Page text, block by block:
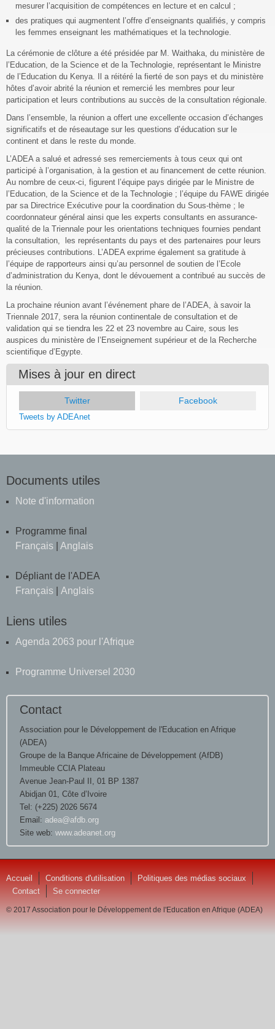
mesurer l’acquisition de compétences en lecture et en calcul ;
des pratiques qui augmentent l’offre d’enseignants qualifiés, y compris
les femmes enseignant les mathématiques et la technologie.
La cérémonie de clôture a été présidée par M. Waithaka, du ministère de
l’Education, de la Science et de la Technologie, représentant le Ministre
de l’Education du Kenya. Il a réitéré la fierté de son pays et du ministère
hôtes d’avoir abrité la réunion et remercié les membres pour leur
participation et leurs contributions au succès de la consultation régionale.
Dans l’ensemble, la réunion a offert une excellente occasion d’échanges
significatifs et de réseautage sur les questions d’éducation sur le
continent et dans le reste du monde.
L’ADEA a salué et adressé ses remerciements à tous ceux qui ont
participé à l’organisation, à la gestion et au financement de cette réunion.
Au nombre de ceux-ci, figurent l’équipe pays dirigée par le Ministre de
l’Education, de la Science et de la Technologie ; l’équipe du FAWE dirigée
par sa Directrice Exécutive pour la coordination du Sous-thème ; le
coordonnateur général ainsi que les experts consultants en assurance-
qualité de la Triennale pour les orientations techniques fournies pendant
la consultation, les représentants du pays et des partenaires pour leurs
précieuses contributions. L’ADEA exprime également sa gratitude à
l’équipe de rapporteurs ainsi qu’au personnel de soutien de l’Ecole
d’administration du Kenya, dont le dévouement a contribué au succès de
la réunion.
La prochaine réunion avant l’événement phare de l’ADEA, à savoir la
Triennale 2017, sera la réunion continentale de consultation et de
validation qui se tiendra les 22 et 23 novembre au Caire, sous les
auspices du ministère de l’Enseignement supérieur et de la Recherche
scientifique d’Egypte.
Mises à jour en direct
Twitter(onglet actif) Facebook
Tweets by ADEAnet
Documents utiles
Note d'information
Programme final
Français
Anglais
Dépliant de l'ADEA
Français
Anglais
Liens utiles
Agenda 2063 pour l'Afrique
Programme Universel 2030
Contact
Association pour le Développement de l'Education en Afrique
(ADEA)
Groupe de la Banque Africaine de Développement (AfDB)
Immeuble CCIA Plateau
Avenue Jean-Paul II, 01 BP 1387
Abidjan 01, Côte d’Ivoire
Tel: (+225) 2026 5674
Email: adea@afdb.org
Site web: www.adeanet.org
Accueil Conditions d'utilisation
Politiques des médias sociaux
Contact
Se connecter
© 2017 Association pour le Développement de l'Education en Afrique (ADEA)